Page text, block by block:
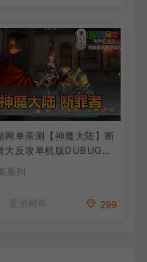
网单亲测【神魔大陆】断
大反攻单机版DUBUG命
发物品道具装备叶子虚拟
键端视频安装教学
系列
爱游网单 299